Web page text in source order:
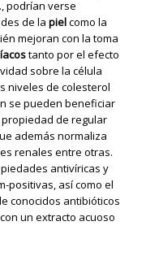
podrían verse
de lapielcomo la
mejoran con la toma
tanto por el efecto
sobre la célula
niveles de colesterol
se pueden beneficiar
de regular
además normaliza
renales entre otras.
antivíricas y
positivas, así como el
conocidos antibióticos
un extracto acuoso